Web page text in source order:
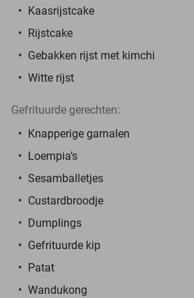
Kaasrijstcake
Rijstcake
Gebakken rijst met kimchi
Witte rijst
Gefrituurde gerechten:
Knapperige garnalen
Loempia’s
Sesamballetjes
Custardbroodje
Dumplings
Gefrituurde kip
Patat
Wandukong